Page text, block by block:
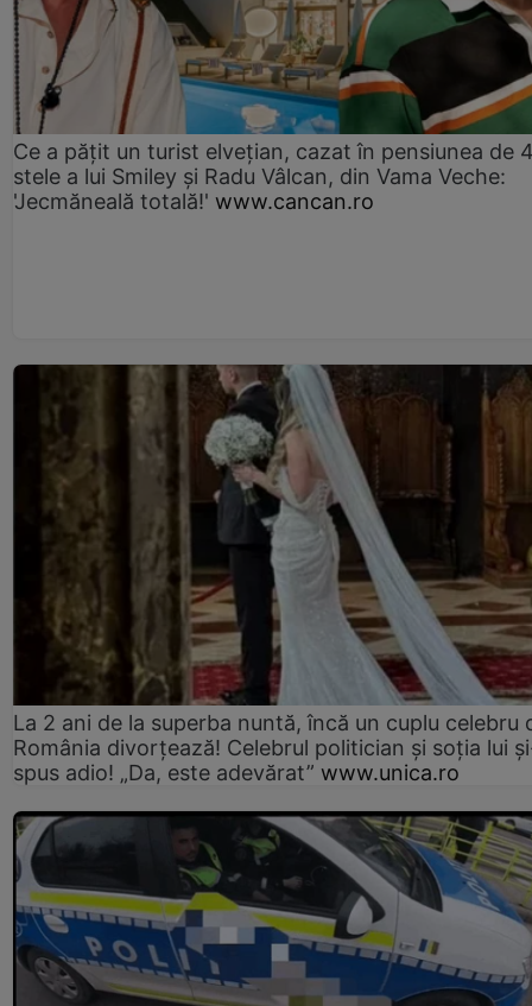
Ce a pățit un turist elvețian, cazat în pensiunea de
stele a lui Smiley și Radu Vâlcan, din Vama Veche:
'Jecmăneală totală!' www.cancan.ro
La 2 ani de la superba nuntă, încă un cuplu celebru
România divorțează! Celebrul politician și soția lui
spus adio! „Da, este adevărat” www.unica.ro